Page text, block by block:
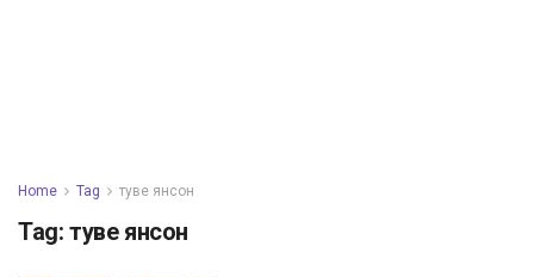
Home Tag туве янсон
Tag: туве янсон